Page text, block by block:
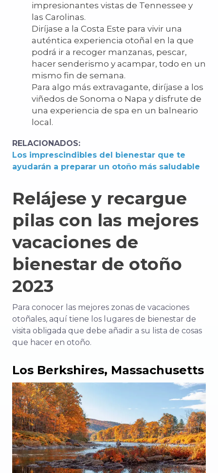
impresionantes vistas de Tennessee y
las Carolinas.
Diríjase a la Costa Este para vivir una
auténtica experiencia otoñal en la que
podrá ir a recoger manzanas, pescar,
hacer senderismo y acampar, todo en un
mismo fin de semana.
Para algo más extravagante, diríjase a los
viñedos de Sonoma o Napa y disfrute de
una experiencia de spa en un balneario
local.
RELACIONADOS:
Los imprescindibles del bienestar que te
ayudarán a preparar un otoño más saludable
Relájese y recargue
pilas con las mejores
vacaciones de
bienestar de otoño
2023
Para conocer las mejores zonas de vacaciones
otoñales, aquí tiene los lugares de bienestar de
visita obligada que debe añadir a su lista de cosas
que hacer en otoño.
Los Berkshires, Massachusetts